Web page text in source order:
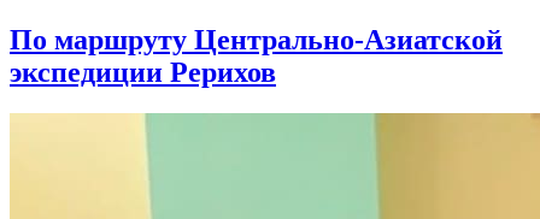
По маршруту Центрально-Азиатской
экспедиции Рерихов